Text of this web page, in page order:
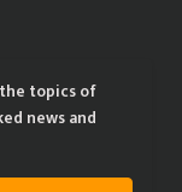
topics of
news and